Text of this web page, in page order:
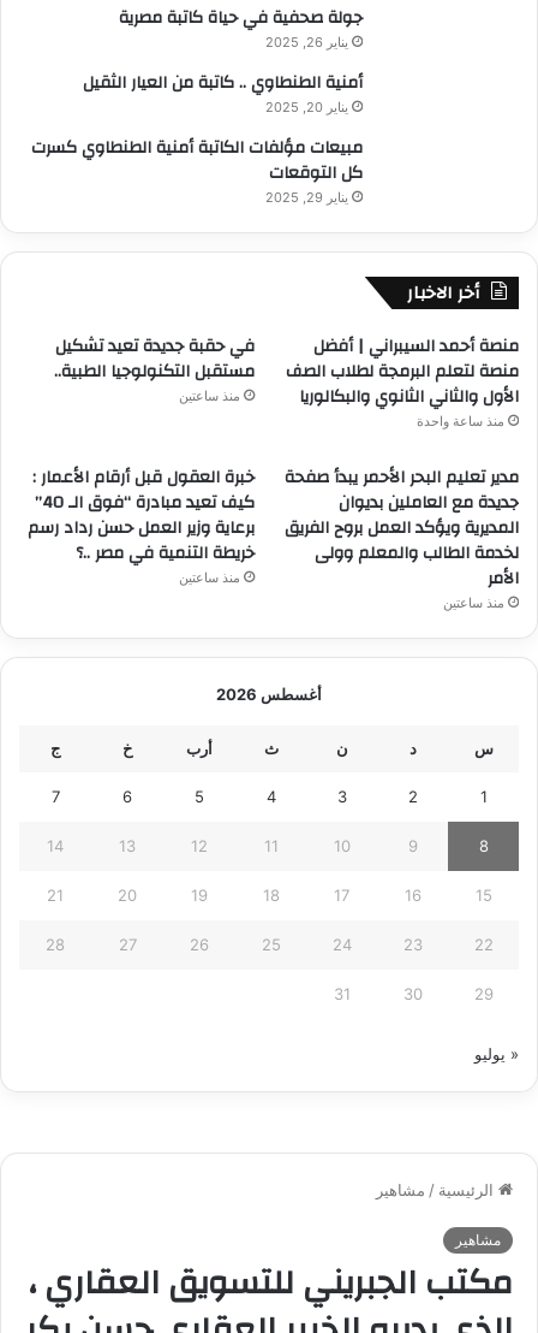
جولة صحفية في حياة كاتبة مصرية
يناير 26, 2025
أمنية الطنطاوي .. كاتبة من العيار الثقيل
يناير 20, 2025
مبيعات مؤلفات الكاتبة أمنية الطنطاوي كسرت
كل التوقعات
يناير 29, 2025
أخر الاخبار
منصة أحمد السيبراني | أفضل
منصة لتعلم البرمجة لطلاب الصف
الأول والثاني الثانوي والبكالوريا
منذ ساعة واحدة
في حقبة جديدة تعيد تشكيل
مستقبل التكنولوجيا الطبية..
منذ ساعتين
مدير تعليم البحر الأحمر يبدأ صفحة
جديدة مع العاملين بديوان
المديرية ويؤكد العمل بروح الفريق
لخدمة الطالب والمعلم وولى
الأمر
منذ ساعتين
خبرة العقول قبل أرقام الأعمار :
كيف تعيد مبادرة “فوق الـ 40”
برعاية وزير العمل حسن رداد رسم
خريطة التنمية في مصر ..؟
منذ ساعتين
أغسطس 2026
س د ن ث أرب خ ج
1
2
3
4
5
6
7
8
9
10
11
12
13
14
15
16
17
18
19
20
21
22
23
24
25
26
27
28
29
30
31
« يوليو